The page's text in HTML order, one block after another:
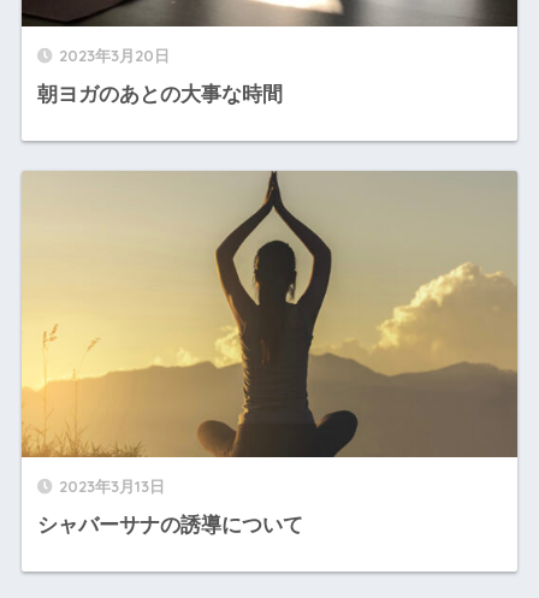
2023年3月20日
朝ヨガのあとの大事な時間
2023年3月13日
シャバーサナの誘導について